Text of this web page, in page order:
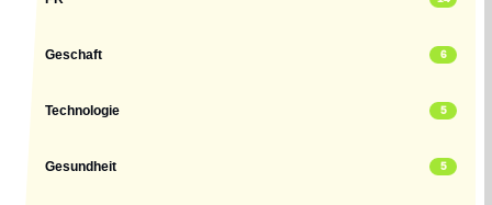
Geschaft 6
Technologie 5
Gesundheit 5